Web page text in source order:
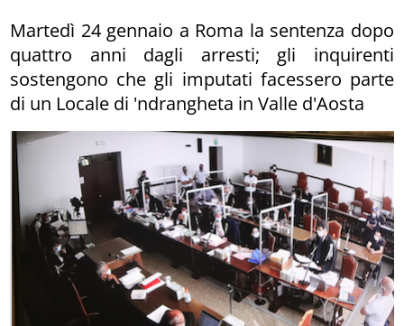
Martedì 24 gennaio a Roma la sentenza dopo
quattro anni dagli arresti; gli inquirenti
sostengono che gli imputati facessero parte
di un Locale di 'ndrangheta in Valle d'Aosta